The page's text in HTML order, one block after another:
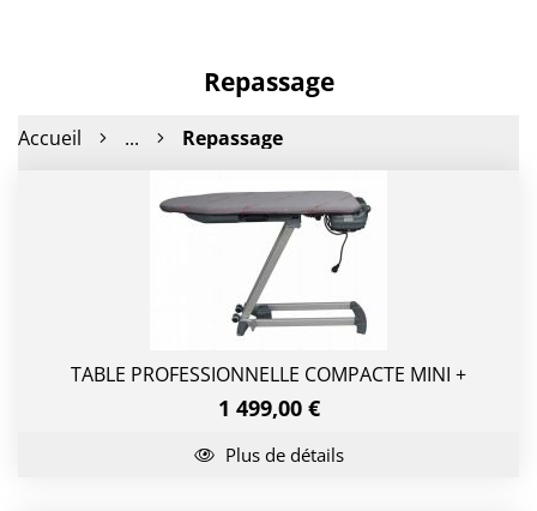
Repassage
Accueil ... Repassage
TABLE PROFESSIONNELLE COMPACTE MINI +
1 499,00 €
Plus de détails